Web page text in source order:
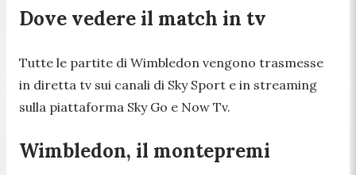
Dove vedere il match in tv
Tutte le partite di Wimbledon vengono trasmesse
in diretta tv sui canali di Sky Sport e in streaming
sulla piattaforma Sky Go e Now Tv.
Wimbledon, il montepremi